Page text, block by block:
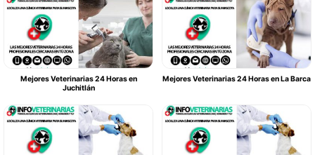
Mejores Veterinarias 24 Horas en
Juchitlán
Mejores Veterinarias 24 Horas en La Barca